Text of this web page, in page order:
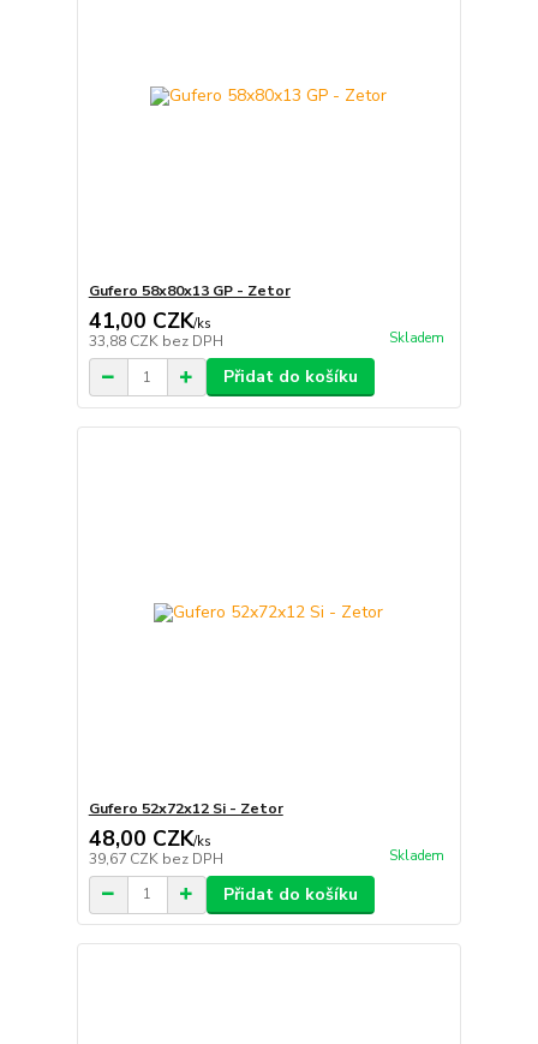
Gufero 58x80x13 GP - Zetor
41,00 CZK/ks
33,88 CZK bez DPH Skladem
Přidat do košíku
Gufero 52x72x12 Si - Zetor
48,00 CZK/ks
39,67 CZK bez DPH Skladem
Přidat do košíku